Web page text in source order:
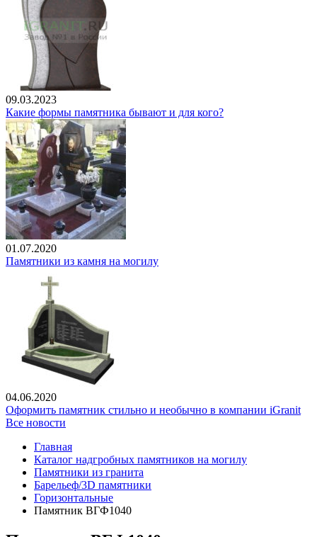
09.03.2023
Какие формы памятника бывают и для кого?
01.07.2020
Памятники из камня на могилу
04.06.2020
Оформить памятник стильно и необычно в компании iGranit
Все новости
Главная
Каталог надгробных памятников на могилу
Памятники из гранита
Барельеф/3D памятники
Горизонтальные
Памятник ВГФ1040